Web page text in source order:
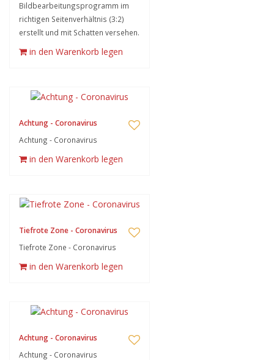
Bildbearbeitungsprogramm im
richtigen Seitenverhältnis (3:2)
erstellt und mit Schatten versehen.
in den Warenkorb legen
Achtung - Coronavirus
Achtung - Coronavirus
in den Warenkorb legen
Tiefrote Zone - Coronavirus
Tiefrote Zone - Coronavirus
in den Warenkorb legen
Achtung - Coronavirus
Achtung - Coronavirus